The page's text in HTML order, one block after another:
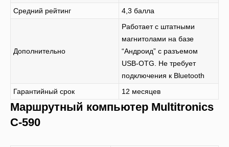
Средний рейтинг
4,3 балла
Дополнительно
Работает с штатными
магнитолами на базе
“Андроид” с разъемом
USB-OTG. Не требует
подключения к Bluetooth
Гарантийный срок
12 месяцев
Маршрутный компьютер Multitronics
C-590